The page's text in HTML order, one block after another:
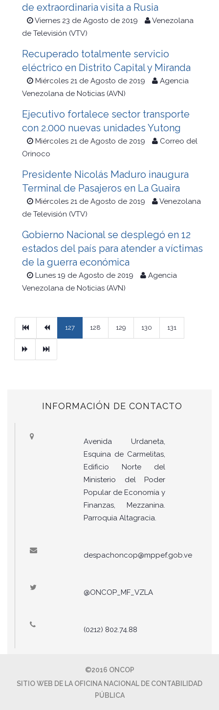
de extraordinaria visita a Rusia
Viernes 23 de Agosto de 2019
Venezolana
de Televisión (VTV)
Recuperado totalmente servicio
eléctrico en Distrito Capital y Miranda
Miércoles 21 de Agosto de 2019
Agencia
Venezolana de Noticias (AVN)
Ejecutivo fortalece sector transporte
con 2.000 nuevas unidades Yutong
Miércoles 21 de Agosto de 2019
Correo del
Orinoco
Presidente Nicolás Maduro inaugura
Terminal de Pasajeros en La Guaira
Miércoles 21 de Agosto de 2019
Venezolana
de Televisión (VTV)
Gobierno Nacional se desplegó en 12
estados del país para atender a víctimas
de la guerra económica
Lunes 19 de Agosto de 2019
Agencia
Venezolana de Noticias (AVN)
PrimeraPrevious
127 128 129 130 131
Ultimo
INFORMACIÓN DE CONTACTO
Avenida Urdaneta,
Esquina de Carmelitas,
Edificio Norte del
Ministerio del Poder
Popular de Economía y
Finanzas, Mezzanina.
Parroquia Altagracia.
despachoncop@mppef.gob.ve
@ONCOP_MF_VZLA
(0212) 802.74.88
©2016 ONCOP
SITIO WEB DE LA OFICINA NACIONAL DE CONTABILIDAD
PÚBLICA